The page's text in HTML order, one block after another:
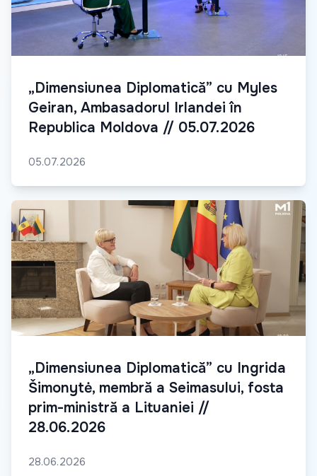
„Dimensiunea Diplomatică” cu Myles
Geiran, Ambasadorul Irlandei în
Republica Moldova // 05.07.2026
05.07.2026
„Dimensiunea Diplomatică” cu Ingrida
Šimonytė, membră a Seimasului, fosta
prim-ministră a Lituaniei //
28.06.2026
28.06.2026